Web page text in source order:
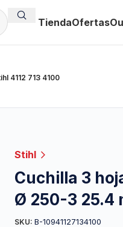
TiendaOfertas
4112 713 4100
Stihl
Cuchilla 3
Ø 250-3 25.4
SKU: B-10941127134100